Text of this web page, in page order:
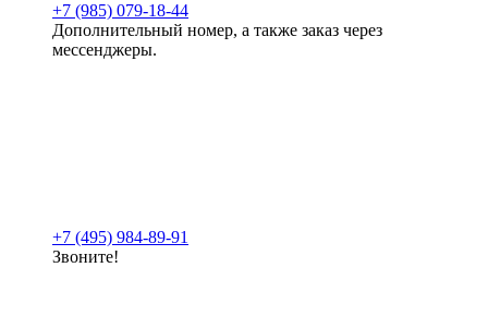
+7 (985) 079-18-44
Дополнительный номер, а также заказ через
мессенджеры.
+7 (495) 984-89-91
Звоните!